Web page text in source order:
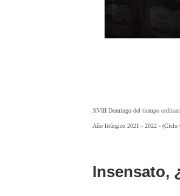
XVIII Domingo del tiempo
Año litúrgico 2021 - 2022 - (Ciclo
Insensato,